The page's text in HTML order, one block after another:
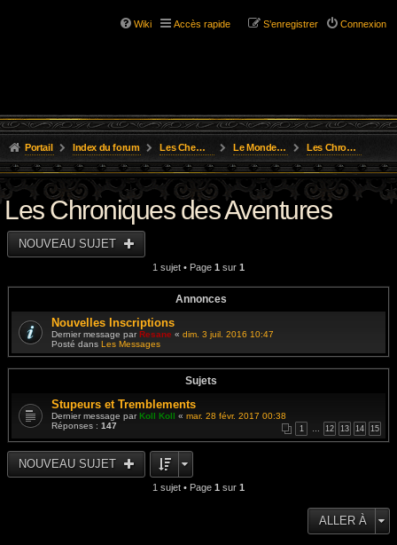
Wiki Accès rapide Connexion
S’enregistrer
Portail Index du forum Les Chemins de L'Aventure Le Monde D'Osgild Les Chroniques des Aventures
Les Chroniques des Aventures
NOUVEAU SUJET
1 sujet • Page 1 sur 1
Annonces
Nouvelles Inscriptions
Dernier message parResane « dim. 3 juil. 2016 10:47
Posté dans Les Messages
Sujets
Stupeurs et Tremblements
Dernier message parKoll Koll « mar. 28 févr. 2017 00:38
Réponses : 147 1 … 12 13 14 15
NOUVEAU SUJET
1 sujet • Page 1 sur 1
ALLER À